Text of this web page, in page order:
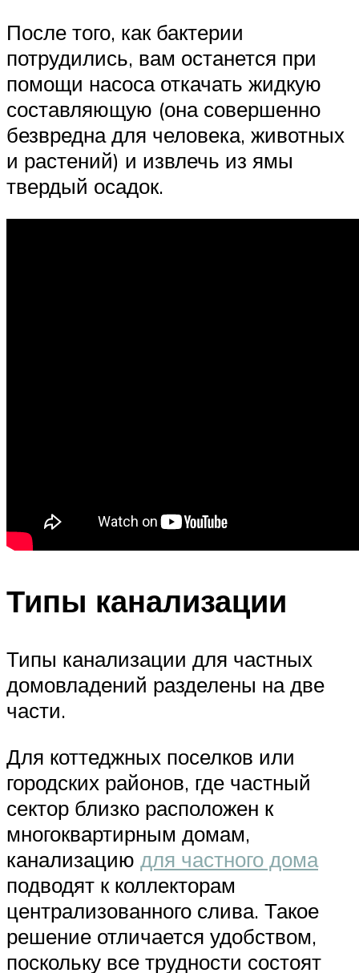
После того, как бактерии
потрудились, вам останется при
помощи насоса откачать жидкую
составляющую (она совершенно
безвредна для человека, животных
и растений) и извлечь из ямы
твердый осадок.
Типы канализации
Типы канализации для частных
домовладений разделены на две
части.
Для коттеджных поселков или
городских районов, где частный
сектор близко расположен к
многоквартирным домам,
канализацию для частного дома
подводят к коллекторам
централизованного слива. Такое
решение отличается удобством,
поскольку все трудности состоят